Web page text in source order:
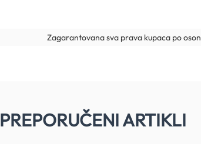
Zagarantovana sva prava kupaca po
PREPORUČENI ARTIKLI